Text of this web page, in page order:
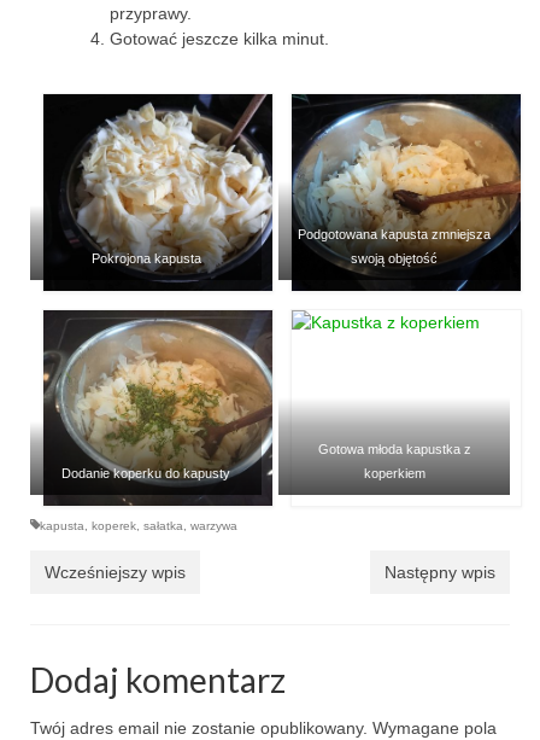
specjalne okazje
na grilla
karnawał
Wielkanoc
Boże Narodzenie
poza kuchnią
Smoki
przyprawy.
Gotować jeszcze kilka minut.
Pokrojona kapusta
Podgotowana kapusta zmniejsza
swoją objętość
Dodanie koperku do kapusty
Gotowa młoda kapustka z
koperkiem
kapusta koperek sałatka warzywa
Wcześniejszy wpis Następny wpis
Dodaj komentarz
Twój adres email nie zostanie opublikowany. Wymagane pola